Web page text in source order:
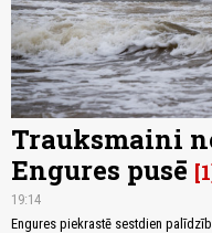
Trauksmaini
Engures pusē 1
19:14
Engures piekrastē sestdien